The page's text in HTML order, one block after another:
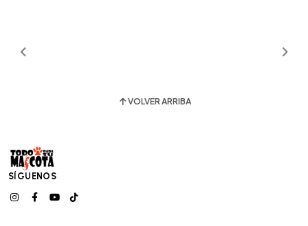
VOLVER ARRIBA
SÍGUENOS